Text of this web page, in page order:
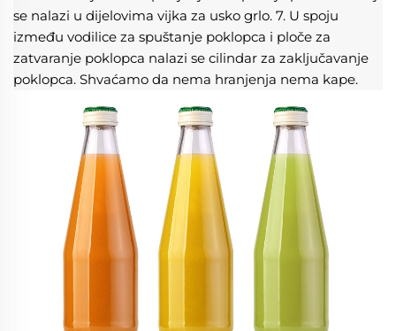
se nalazi u dijelovima vijka za usko grlo. 7. U spoju
između vodilice za spuštanje poklopca i ploče za
zatvaranje poklopca nalazi se cilindar za zaključavanje
poklopca. Shvaćamo da nema hranjenja nema kape.